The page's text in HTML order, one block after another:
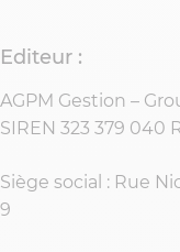
Editeur :
AGPM Gestion –
SIREN 323 379 040
Siège social : Rue
9